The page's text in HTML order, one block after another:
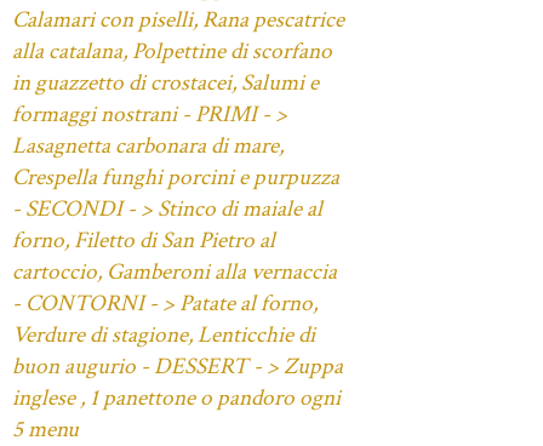
Calamari con piselli, Rana pescatrice
alla catalana, Polpettine di scorfano
in guazzetto di crostacei, Salumi e
formaggi nostrani - PRIMI - >
Lasagnetta carbonara di mare,
Crespella funghi porcini e purpuzza
- SECONDI - > Stinco di maiale al
forno, Filetto di San Pietro al
cartoccio, Gamberoni alla vernaccia
- CONTORNI - > Patate al forno,
Verdure di stagione, Lenticchie di
buon augurio - DESSERT - > Zuppa
inglese , 1 panettone o pandoro ogni
5 menu